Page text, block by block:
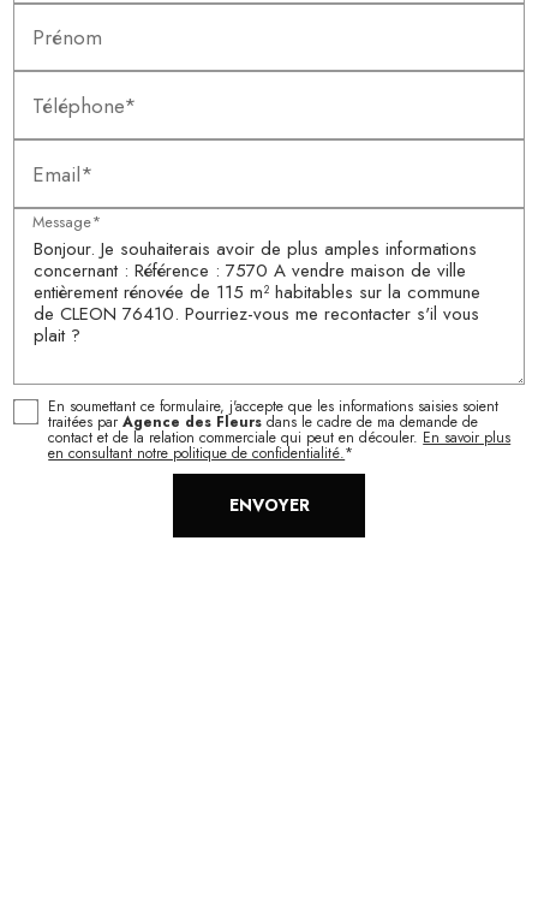
Prénom
Téléphone*
Email*
Message*
En soumettant ce formulaire, j'accepte que les informations saisies soient
traitées parAgence des Fleursdans le cadre de ma demande de
contact et de la relation commerciale qui peut en découler. En savoir plus
en consultant notre politique de confidentialité.*